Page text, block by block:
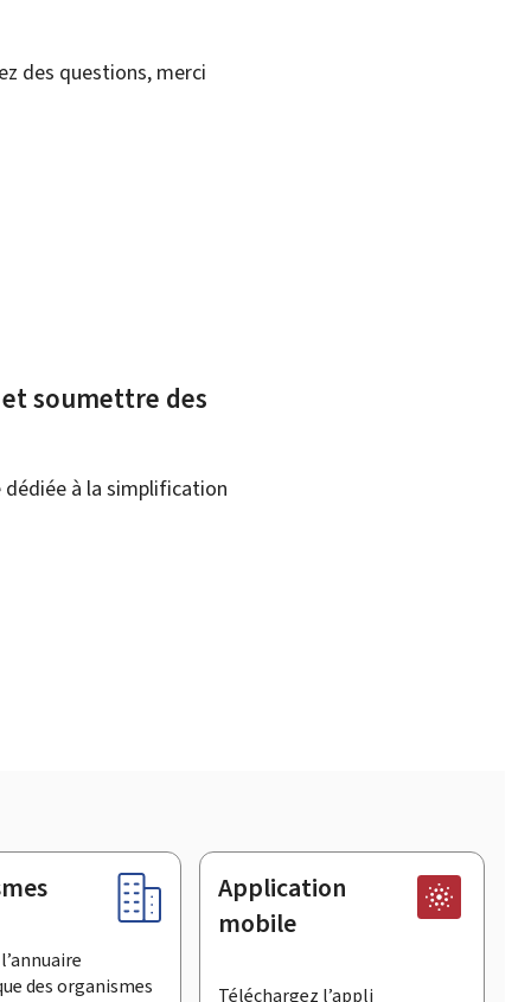
des questions, merci
soumettre des
à la simplification
des organismes
Application
mobile
Téléchargez l’appli